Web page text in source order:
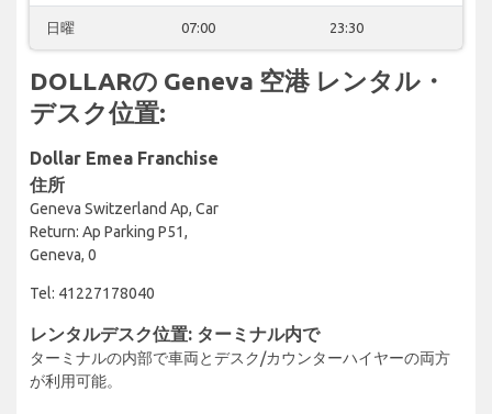
日曜 07:00 23:30
DOLLARの Geneva 空港 レンタル・
デスク位置:
Dollar Emea Franchise
住所
Geneva Switzerland Ap, Car
Return: Ap Parking P51,
Geneva, 0
Tel: 41227178040
レンタルデスク位置: ターミナル内で
ターミナルの内部で車両とデスク/カウンターハイヤーの両方
が利用可能。